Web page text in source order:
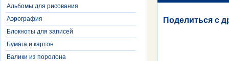
Альбомы для рисования
Аэрография
Блокноты для записей
Бумага и картон
Валики из поролона
Поделиться с